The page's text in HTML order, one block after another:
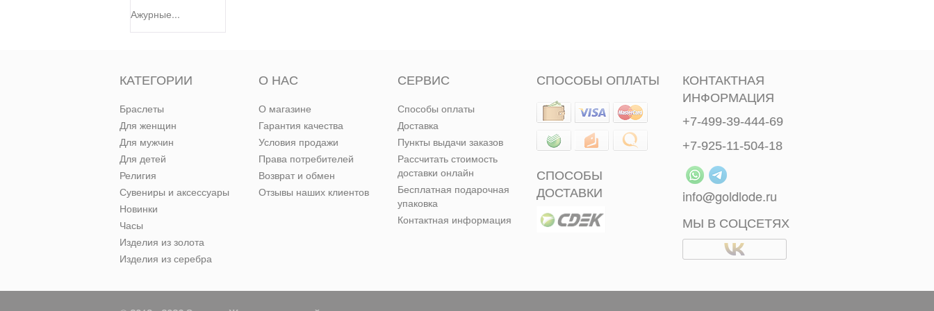
Ажурные...
КАТЕГОРИИ
Браслеты
Для женщин
Для мужчин
Для детей
Религия
Сувениры и аксессуары
Новинки
Часы
Изделия из золота
Изделия из серебра
О НАС
О магазине
Гарантия качества
Условия продажи
Права потребителей
Возврат и обмен
Отзывы наших клиентов
СЕРВИС
Способы оплаты
Доставка
Пункты выдачи заказов
Рассчитать стоимость
доставки онлайн
Бесплатная подарочная
упаковка
Контактная информация
СПОСОБЫ ОПЛАТЫ
СПОСОБЫ
ДОСТАВКИ
КОНТАКТНАЯ
ИНФОРМАЦИЯ
+7-499-39-444-69
+7-925-11-504-18
info@goldlode.ru
МЫ В СОЦСЕТЯХ